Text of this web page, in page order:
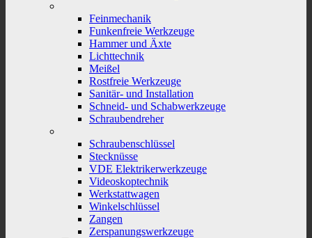
Feinmechanik
Funkenfreie Werkzeuge
Hammer und Äxte
Lichttechnik
Meißel
Rostfreie Werkzeuge
Sanitär- und Installation
Schneid- und Schabwerkzeuge
Schraubendreher
Schraubenschlüssel
Stecknüsse
VDE Elektrikerwerkzeuge
Videoskoptechnik
Werkstattwagen
Winkelschlüssel
Zangen
Zerspanungswerkzeuge